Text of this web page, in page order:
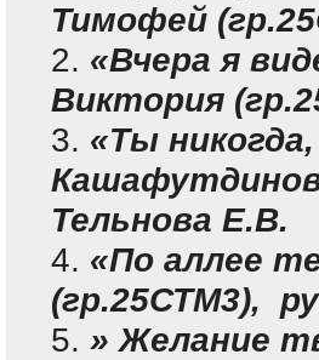
Тимофей
«Вчера я
Виктория
«Ты
Тельнова Е.В.
«По аллее
(гр.25СТМ3),
» Желание